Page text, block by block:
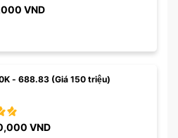
VND
- 688.83 (Giá 150 triệu)
VND